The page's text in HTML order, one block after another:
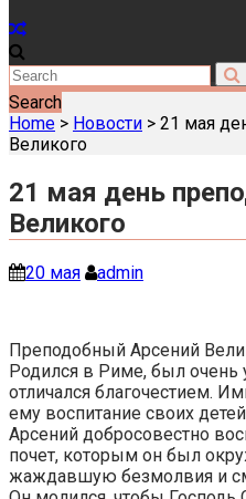
Search
Home > Новости > 21 мая
Великого
21 мая день
Великого
20 мая admin
Преподобный Арсений
Родился в Риме, был
отличался благочестием.
ему воспитание своих
Арсений добросовестно
почет, которым он был
жаждавшую безмолвия и